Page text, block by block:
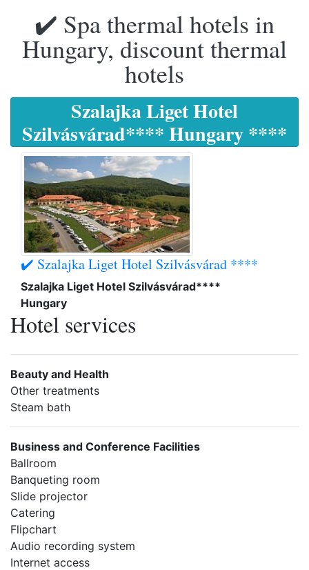
✔️ Spa thermal hotels in
Hungary, discount thermal
hotels
Szalajka Liget Hotel
Szilvásvárad**** Hungary ****
✔️ Szalajka Liget Hotel Szilvásvárad ****
Szalajka Liget Hotel Szilvásvárad****
Hungary
Hotel services
Beauty and Health
Other treatments
Steam bath
Business and Conference Facilities
Ballroom
Banqueting room
Slide projector
Catering
Flipchart
Audio recording system
Internet access